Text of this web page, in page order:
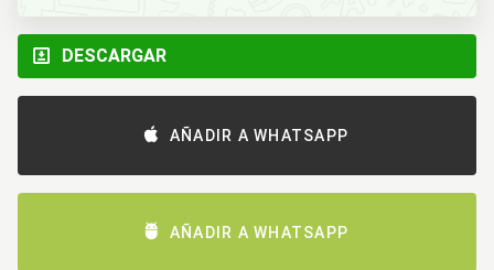
DESCARGAR
AÑADIR A WHATSAPP
AÑADIR A WHATSAPP